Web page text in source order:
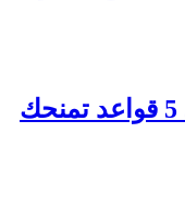
لست مشغولًا كما تظن.. 5 قواعد تمنحك